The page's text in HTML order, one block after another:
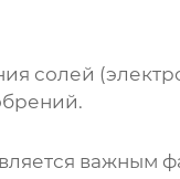
солей
важным